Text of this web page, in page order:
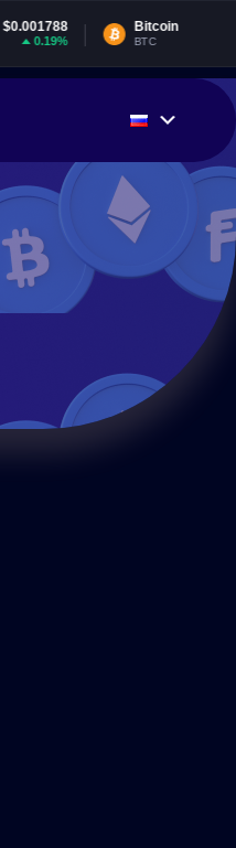
Bitcoin $64,398.61
BTC